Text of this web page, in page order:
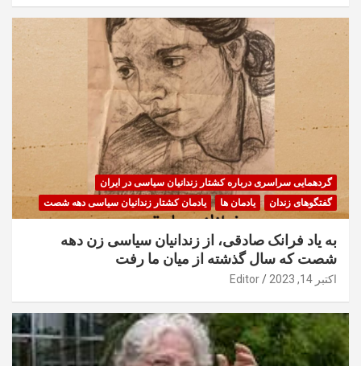
گردهمایی سراسری درباره کشتار زندانیان سیاسی در ایران
گفتگوهای زندان
یادمان ها یادمان کشتار زندانیان سیاسی دهه شصت
به یاد فرانک صادقی، از زندانیان سیاسی زن دهه
شصت که سال گذشته از میان ما رفت
اکتبر 14, 2023 Editor